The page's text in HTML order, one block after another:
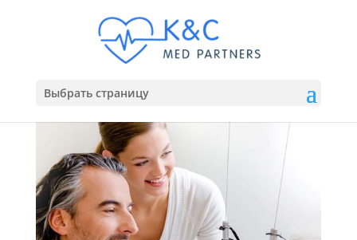
Выбрать страницу